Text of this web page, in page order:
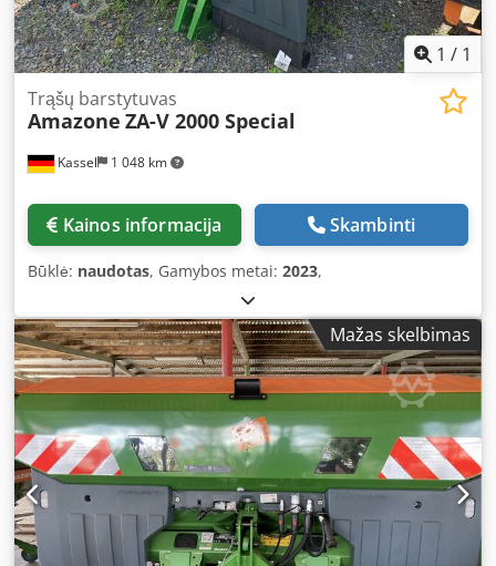
1 / 1
Kassel 1 048 km
Trąšų barstytuvas
Amazone ZA-V 2000 Special
Kainos informacija Skambinti
Būklė: naudotas, Gamybos metai: 2023,
Mažas skelbimas